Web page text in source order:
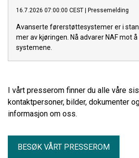
16.7.2026 07:00:00 CEST | Pressemelding
Avanserte førerstøttesystemer er i
mer av kjøringen. Nå advarer NAF mot
systemene.
I vårt presserom finner du alle våre
kontaktpersoner, bilder, dokumenter
informasjon om oss.
BESØK VÅRT PRESSEROM